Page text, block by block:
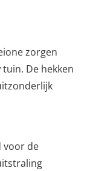
zorgen
De hekken
voor de